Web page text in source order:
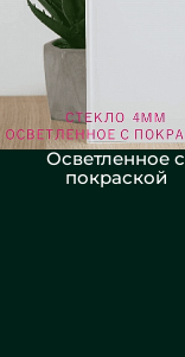
Осветленное с
покраской